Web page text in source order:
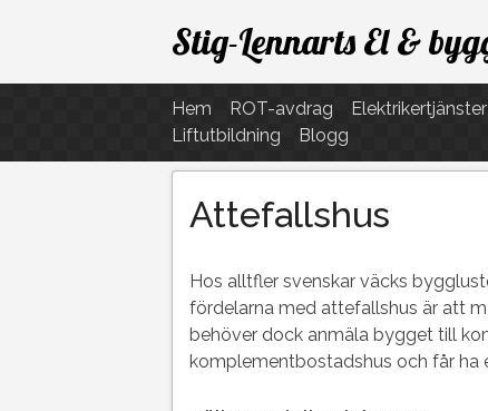
Hoppa
till
innehåll
Stig-Lennarts El &
Hem ROT-avdrag Elektrikertjänster
Liftutbildning
Blogg
Attefallshus
Hos alltfler svenskar väcks
fördelarna med attefallshus är att
behöver dock anmäla bygget till
komplementbostadshus och får ha